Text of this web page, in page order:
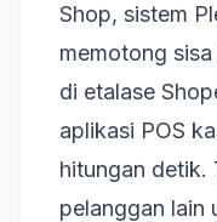
Shop, sistem
memotong
di etalase
aplikasi POS
hitungan detik.
pelanggan lain